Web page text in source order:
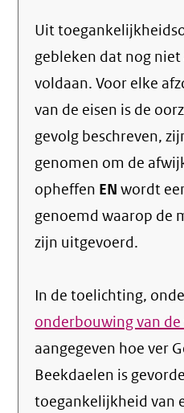
Uit
gebleken dat nog
voldaan. Voor elke
van de eisen is de
gevolg beschreven,
genomen om de
opheffen EN wordt
genoemd waarop de
zijn uitgevoerd.
In de toelichting,
onderbouwing van
aangegeven hoe ver
Beekdaelen is
toegankelijkheid van